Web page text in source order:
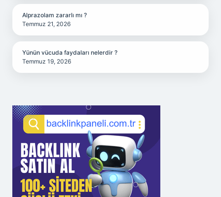
Alprazolam zararlı mı ?
Temmuz 21, 2026
Yünün vücuda faydaları nelerdir ?
Temmuz 19, 2026